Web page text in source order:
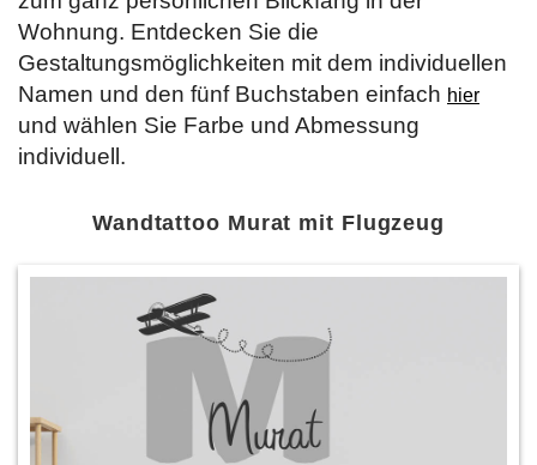
Wohnung. Entdecken Sie die
Gestaltungsmöglichkeiten mit dem individuellen
Namen und den fünf Buchstaben einfach hier
und wählen Sie Farbe und Abmessung
individuell.
Wandtattoo Murat mit Flugzeug